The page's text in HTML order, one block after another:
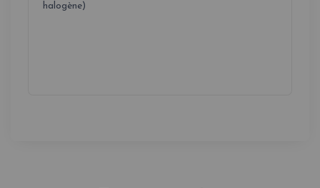
halogène)